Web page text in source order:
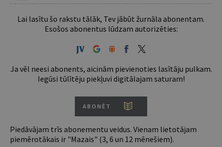
Lai lasītu šo rakstu tālāk, Tev jābūt žurnāla abonentam.
Esošos abonentus lūdzam autorizēties:
Ja vēl neesi abonents, aicinām pievienoties lasītāju pulkam.
Iegūsi tūlītēju piekļuvi digitālajam saturam!
ABONĒT
Piedāvājam trīs abonementu veidus. Vienam lietotājam
piemērotākais ir "Mazais" (3, 6 un 12 mēnešiem).